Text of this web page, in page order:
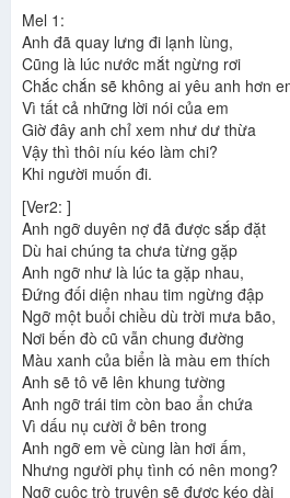
Mel 1:
Anh đã quay lưng đi lạnh lùng,
Cũng là lúc nước mắt ngừng rơi
Chắc chắn sẽ không ai yêu anh hơn
Vì tất cả những lời nói của em
Giờ đây anh chỉ xem như dư thừa
Vậy thì thôi níu kéo làm chi?
Khi người muốn đi.
[Ver2: ]
Anh ngỡ duyên nợ đã được sắp đặt
Dù hai chúng ta chưa từng gặp
Anh ngỡ như là lúc ta gặp nhau,
Đứng đối diện nhau tim ngừng đập
Ngỡ một buổi chiều dù trời mưa bão,
Nơi bến đò cũ vẫn chung đường
Màu xanh của biển là màu em thích
Anh sẽ tô vẽ lên khung tường
Anh ngỡ trái tim còn bao ẩn chứa
Vì dấu nụ cười ở bên trong
Anh ngỡ em về cùng làn hơi ấm,
Nhưng người phụ tình có nên mong?
Ngỡ cuộc trò truyện sẽ được kéo dài